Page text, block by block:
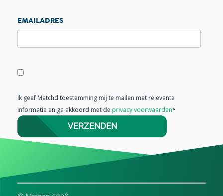
EMAILADRES
Ik geef Matchd toestemming mij te mailen met relevante
informatie en ga akkoord met de privacy voorwaarden*
VERZENDEN